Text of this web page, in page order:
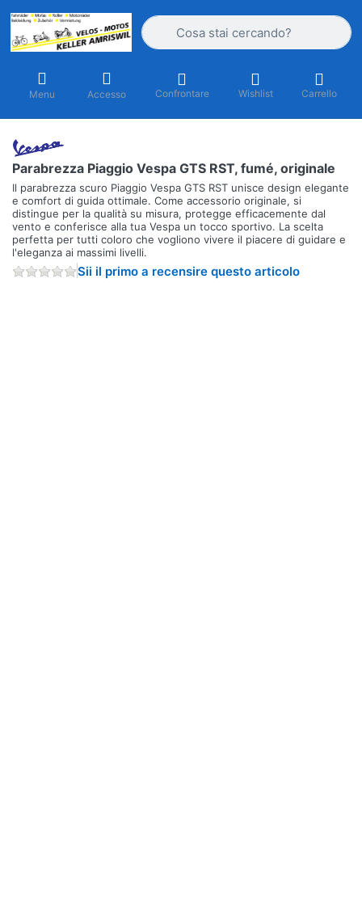
Inserire un termine di ricerca. I primi
Menu Accesso Confrontare Wishlist Carrello
Parabrezza Piaggio Vespa GTS RST, fumé, originale
Il parabrezza scuro Piaggio Vespa GTS RST unisce design elegante
e comfort di guida ottimale. Come accessorio originale, si
distingue per la qualità su misura, protegge efficacemente dal
vento e conferisce alla tua Vespa un tocco sportivo. La scelta
perfetta per tutti coloro che vogliono vivere il piacere di guidare e
l'eleganza ai massimi livelli.
Sii il primo a recensire questo articolo